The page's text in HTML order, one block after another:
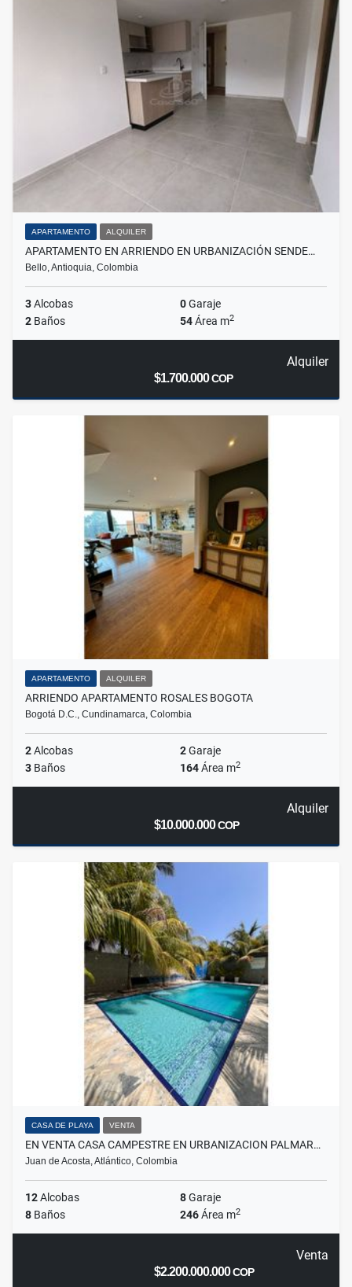
APARTAMENTO ALQUILER
APARTAMENTO EN ARRIENDO EN URBANIZACIÓN SENDE…
Bello, Antioquia, Colombia
3Alcobas 0Garaje
2 Baños 54Área m2
Alquiler
$1.700.000COP
APARTAMENTO ALQUILER
ARRIENDO APARTAMENTO ROSALES BOGOTA
Bogotá D.C., Cundinamarca, Colombia
2Alcobas 2Garaje
3 Baños 164Área m2
Alquiler
$10.000.000COP
CASA DE PLAYA VENTA
EN VENTA CASA CAMPESTRE EN URBANIZACION PALMAR…
Juan de Acosta, Atlántico, Colombia
12Alcobas 8Garaje
8 Baños 246Área m2
Venta
$2.200.000.000COP